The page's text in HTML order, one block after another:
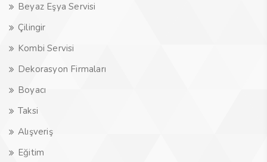
Beyaz Eşya Servisi
Çilingir
Kombi Servisi
Dekorasyon Firmaları
Boyacı
Taksi
Alışveriş
Eğitim